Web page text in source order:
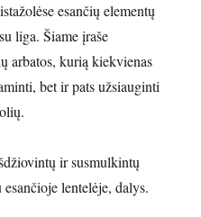
esančių elementų
liga. Šiame įraše
arbatos, kurią kiekvienas
bet ir pats užsiauginti
ir susmulkintų
lentelėje, dalys.